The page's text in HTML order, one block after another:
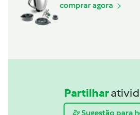
comprar agora
Partilhar
Sugestão para